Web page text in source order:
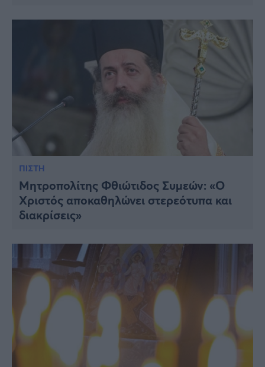
ΠΙΣΤΗ
Μητροπολίτης Φθιώτιδος Συμεών: «Ο
Χριστός αποκαθηλώνει στερεότυπα και
διακρίσεις»